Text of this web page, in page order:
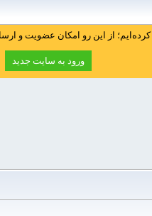
از این رو امکان عضویت و
ورود به سایت جدید